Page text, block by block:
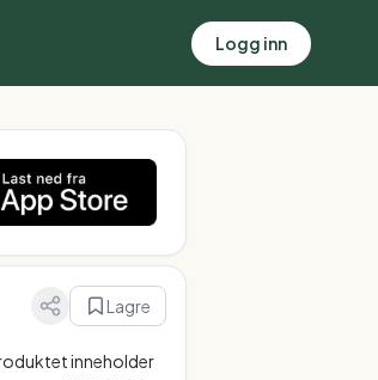
Logg inn
Lagre
inneholder